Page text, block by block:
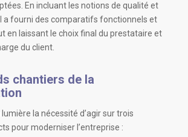
En incluant les notions de qualité et
Il a fourni des comparatifs fonctionnels et
en laissant le choix final du prestataire et
du client.
chantiers de la
lumière la nécessité d’agir sur trois
pour moderniser l’entreprise :